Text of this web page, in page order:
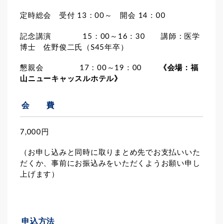
定時総会 受付 13：00～ 開会 14：00
記念講演 15：00～16：30 講師：医学
博士 佐野俊二氏（S45年卒）
懇親会 17：00～19：00
《会場：福
山ニューキャッスルホテル》
会 費
7,000円
（ お申し込みと同時に取りまとめ先でお支払いいた
だくか、事前にお振込みをいただくようお願い申し
上げます）
申込方法